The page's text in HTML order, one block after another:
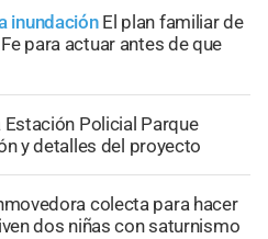
inundación El plan familiar de
para actuar antes de que
Estación Policial Parque
y detalles del proyecto
colecta para hacer
dos niñas con saturnismo